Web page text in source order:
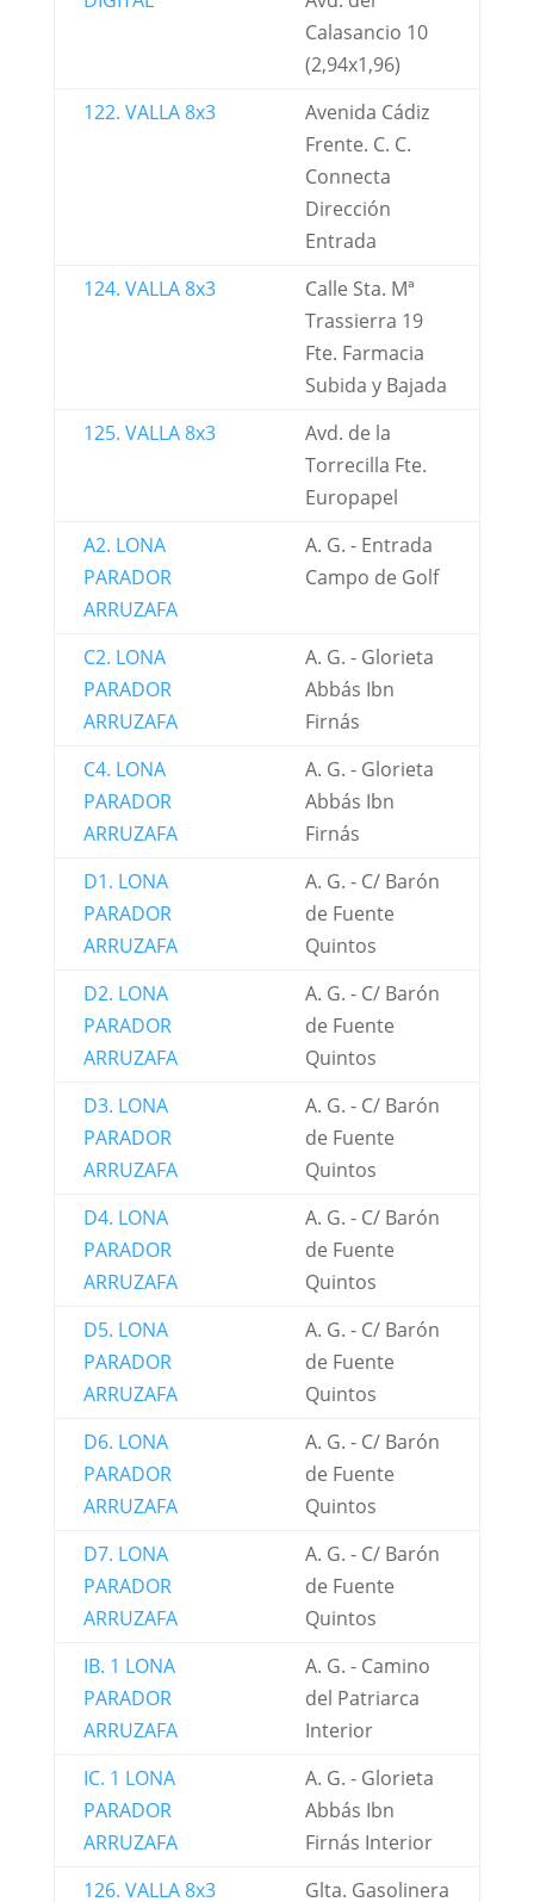
Calasancio 10
(2,94x1,96)
122. VALLA 8x3
Avenida Cádiz
Frente. C. C.
Connecta
Dirección
Entrada
124. VALLA 8x3
Calle Sta. Mª
Trassierra 19
Fte. Farmacia
Subida y Bajada
125. VALLA 8x3
Avd. de la
Torrecilla Fte.
Europapel
A2. LONA
PARADOR
ARRUZAFA
A. G. - Entrada
Campo de Golf
C2. LONA
PARADOR
ARRUZAFA
A. G. - Glorieta
Abbás Ibn
Firnás
C4. LONA
PARADOR
ARRUZAFA
A. G. - Glorieta
Abbás Ibn
Firnás
D1. LONA
PARADOR
ARRUZAFA
A. G. - C/ Barón
de Fuente
Quintos
D2. LONA
PARADOR
ARRUZAFA
A. G. - C/ Barón
de Fuente
Quintos
D3. LONA
PARADOR
ARRUZAFA
A. G. - C/ Barón
de Fuente
Quintos
D4. LONA
PARADOR
ARRUZAFA
A. G. - C/ Barón
de Fuente
Quintos
D5. LONA
PARADOR
ARRUZAFA
A. G. - C/ Barón
de Fuente
Quintos
D6. LONA
PARADOR
ARRUZAFA
A. G. - C/ Barón
de Fuente
Quintos
D7. LONA
PARADOR
ARRUZAFA
A. G. - C/ Barón
de Fuente
Quintos
IB. 1 LONA
PARADOR
ARRUZAFA
A. G. - Camino
del Patriarca
Interior
IC. 1 LONA
PARADOR
ARRUZAFA
A. G. - Glorieta
Abbás Ibn
Firnás Interior
126. VALLA 8x3
Glta. Gasolinera